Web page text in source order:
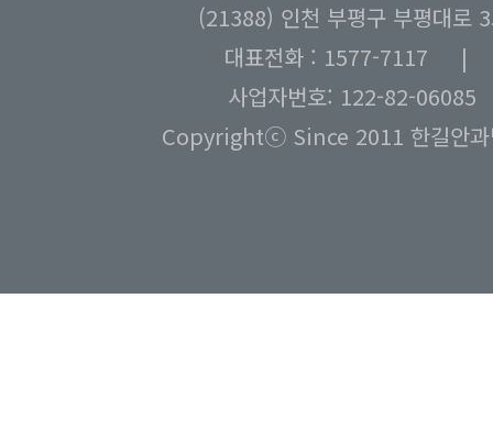
(21388) 인천 부평구 부평대로
대표전화 : 1577-7117 |
사업자번호: 122-82-
Copyrightⓒ Since 2011 한길안